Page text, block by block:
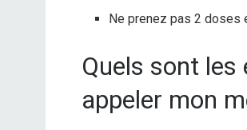
Ne prenez pas 2 doses
Quels sont
appeler mon